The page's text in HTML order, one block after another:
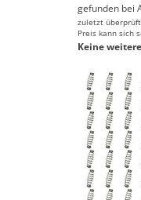
gefunden bei
zuletzt
Preis kann sich
Keine